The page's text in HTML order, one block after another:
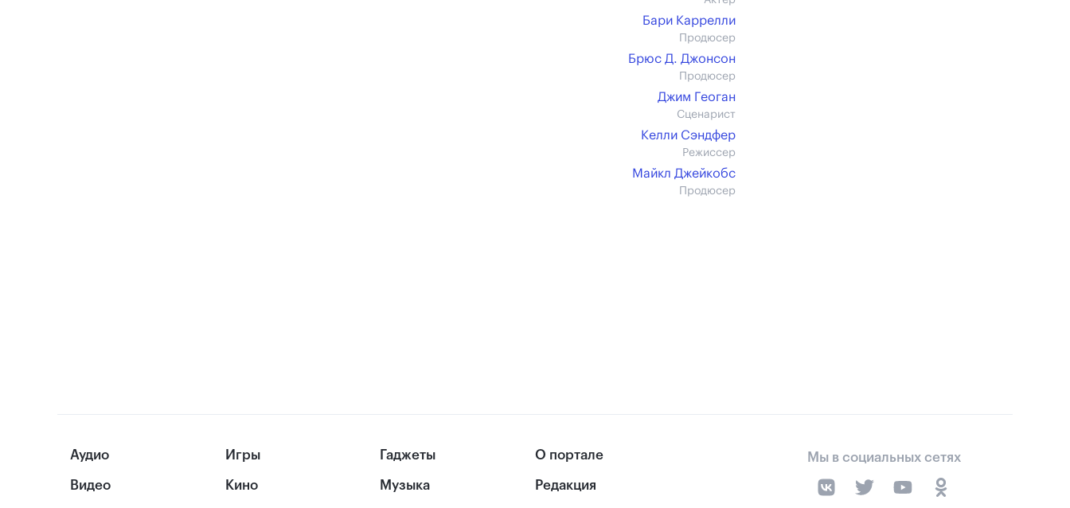
Бари Каррелли
Продюсер
Брюс Д. Джонсон
Продюсер
Джим Геоган
Сценарист
Келли Сэндфер
Режиссер
Майкл Джейкобс
Продюсер
Аудио
Видео
Игры
Кино
Гаджеты
Музыка
О портале
Редакция
Мы в социальных сетях